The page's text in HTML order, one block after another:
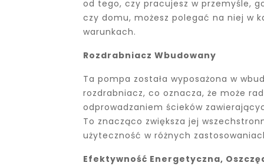
od tego, czy pracujesz w przemyśle,
czy domu, możesz polegać na niej w
warunkach.
Rozdrabniacz Wbudowany
Ta pompa została wyposażona w
rozdrabniacz, co oznacza, że może
odprowadzaniem ścieków
To znacząco zwiększa jej
użyteczność w różnych
Efektywność Energetyczna,